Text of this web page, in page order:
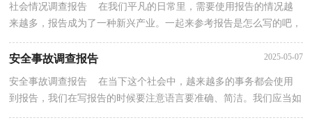
社会情况调查报告 在我们平凡的日常里，需要使用报告的情况越
来越多，报告成为了一种新兴产业。一起来参考报告是怎么写的吧，
安全事故调查报告 2025-05-07
安全事故调查报告 在当下这个社会中，越来越多的事务都会使用
到报告，我们在写报告的时候要注意语言要准确、简洁。我们应当如
何写报告呢？下面是小编整理的安全事故调查报告，仅...